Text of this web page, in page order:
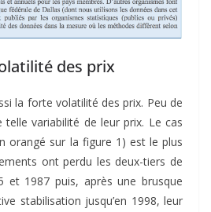
des prix
la forte volatilité des prix. Peu de
telle variabilité de leur prix. Le cas
orangé sur la figure 1) est le plus
ont perdu les deux-tiers de
et 1987 puis, après une brusque
stabilisation jusqu’en 1998, leur